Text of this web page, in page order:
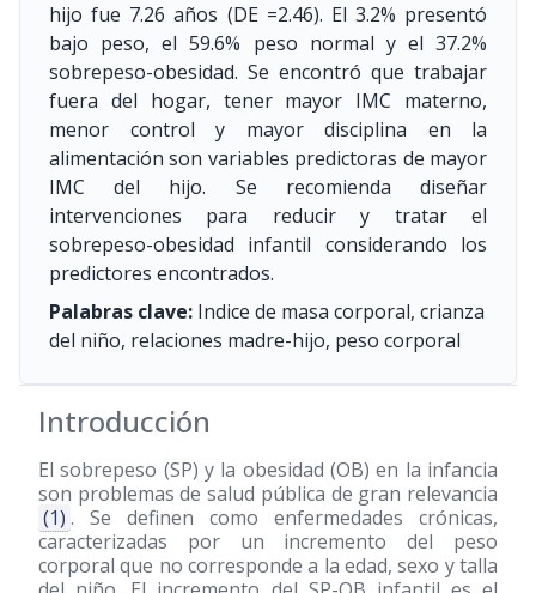
hijo fue 7.26 años (DE =2.46). El 3.2% presentó
bajo peso, el 59.6% peso normal y el 37.2%
sobrepeso-obesidad. Se encontró que trabajar
fuera del hogar, tener mayor IMC materno,
menor control y mayor disciplina en la
alimentación son variables predictoras de mayor
IMC del hijo. Se recomienda diseñar
intervenciones para reducir y tratar el
sobrepeso-obesidad infantil considerando los
predictores encontrados.
Palabras clave: Indice de masa corporal, crianza
del niño, relaciones madre-hijo, peso corporal
Introducción
El sobrepeso (SP) y la obesidad (OB) en la infancia
son problemas de salud pública de gran relevancia
(1) . Se definen como enfermedades crónicas,
caracterizadas por un incremento del peso
corporal que no corresponde a la edad, sexo y talla